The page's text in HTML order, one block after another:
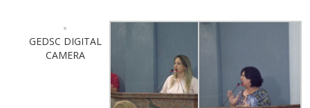
GEDSC DIGITAL
CAMERA